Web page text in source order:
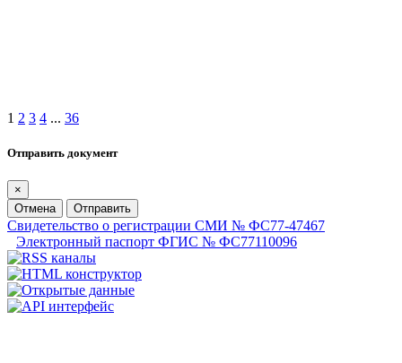
1 2 3 4 ... 36
Отправить документ
×
Отмена
Отправить
Свидетельство о регистрации СМИ № ФС77-47467
Электронный паспорт ФГИС № ФС77110096